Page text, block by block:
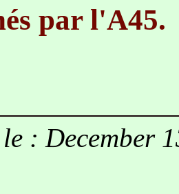
par l'A45.
: December